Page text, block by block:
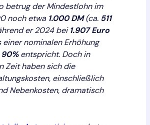
betrug der Mindestlohn im
noch etwa 1.000 DM(ca. 511
er 2024 bei1.907 Euro
einer nominalen Erhöhung
90%entspricht. Doch in
Zeit haben sich die
einschließlich
Nebenkosten, dramatisch